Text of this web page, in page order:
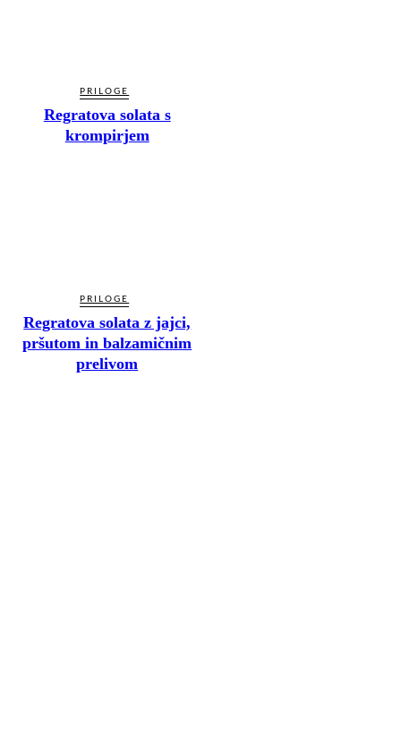
PRILOGE
Regratova solata s
krompirjem
PRILOGE
Regratova solata z jajci,
pršutom in balzamičnim
prelivom